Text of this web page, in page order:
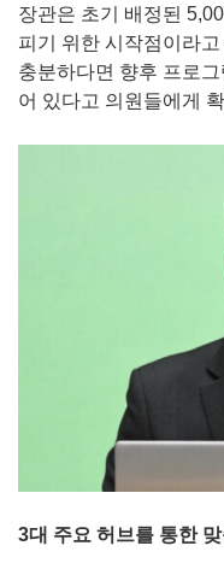
장관은 초기 배정된
피기 위한 시작점이라
충분하다면 향후 프로
어 있다고 의원들에게
3대 주요 허브를 통한